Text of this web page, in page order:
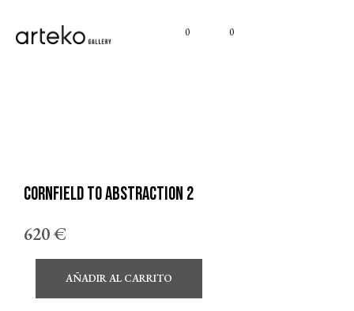
0 0
Cornfield to Abstraction 2
620€
AÑADIR AL CARRITO